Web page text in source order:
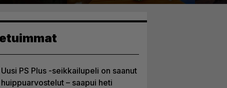
Uusi PS Plus -seikkailupeli on saanut
huippuarvostelut – saapui heti